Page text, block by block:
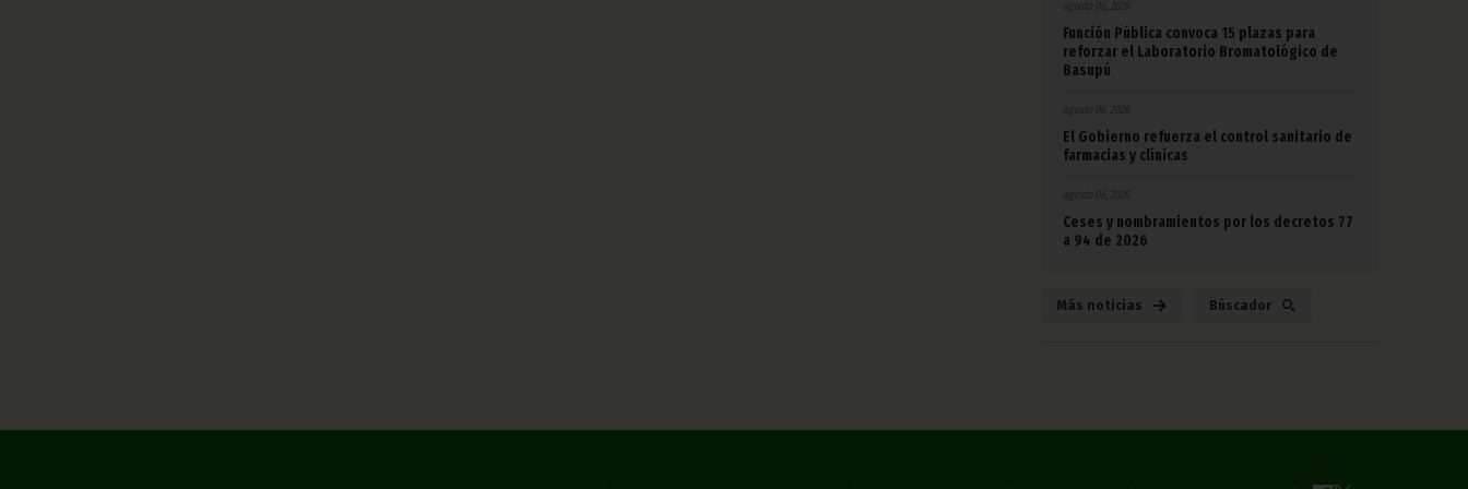
agosto 06, 2026
Función Pública convoca 15 plazas para
reforzar el Laboratorio Bromatológico de
Basupú
agosto 06, 2026
El Gobierno refuerza el control sanitario de
farmacias y clínicas
agosto 06, 2026
Ceses y nombramientos por los decretos 77
a 94 de 2026
Más noticias Búscador